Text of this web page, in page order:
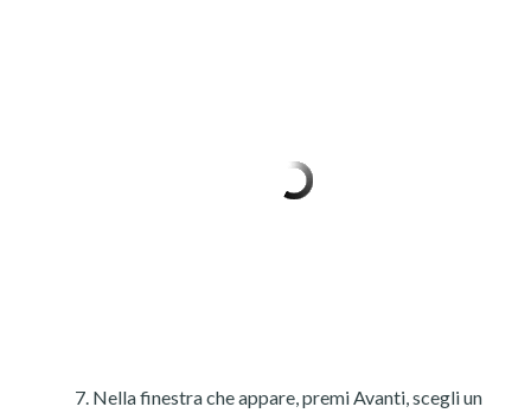
Nella finestra che appare, premi Avanti, scegli un